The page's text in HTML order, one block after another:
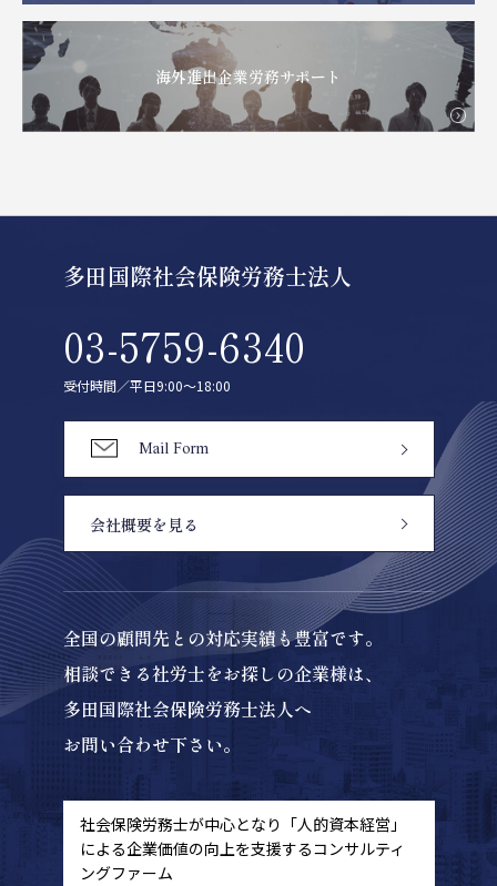
海外進出企業労務サポート
多田国際社会保険労務士法人
03-5759-6340
受付時間／平日9:00〜18:00
Mail Form
会社概要を見る
全国の顧問先との対応実績も豊富です。
相談できる社労士をお探しの企業様は、
多田国際社会保険労務士法人へ
お問い合わせ下さい。
社会保険労務士が中心となり「人的資本経営」
による企業価値の向上を支援するコンサルティ
ングファーム